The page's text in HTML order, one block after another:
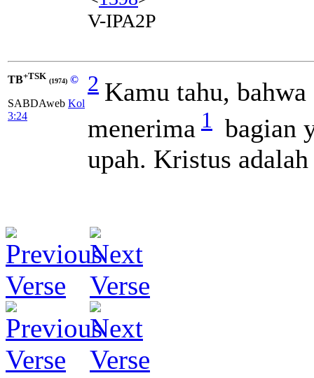
V-IPA2P
TB+TSK (1974) ©
SABDAweb Kol
3:24
2 Kamu tahu,
menerima 1
bagian
upah. Kristus